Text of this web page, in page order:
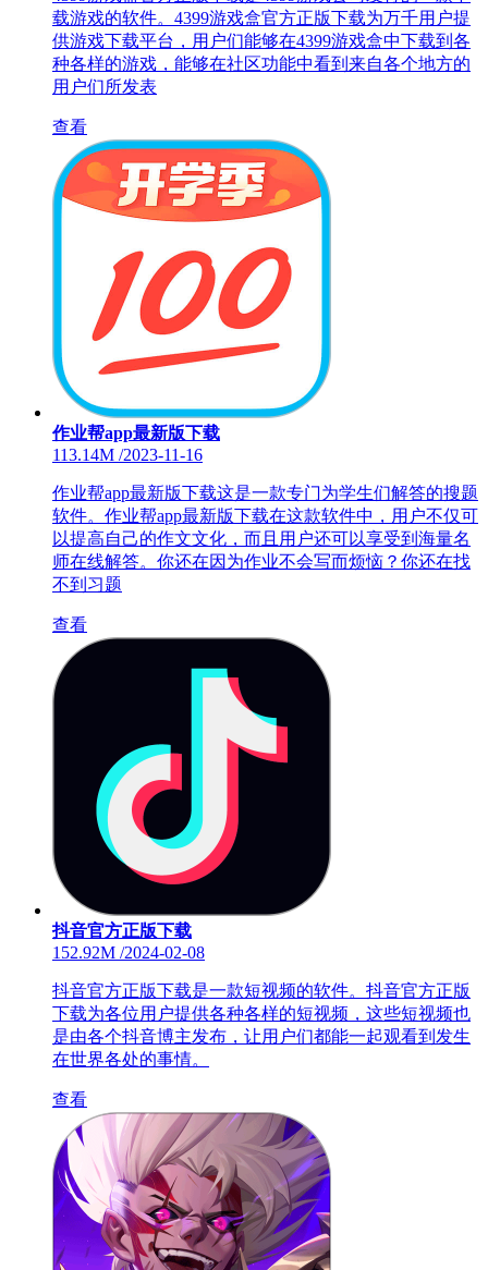
载游戏的软件。4399游戏盒官方正版下载为万千用户提
供游戏下载平台，用户们能够在4399游戏盒中下载到各
种各样的游戏，能够在社区功能中看到来自各个地方的
用户们所发表
查看
作业帮app最新版下载
113.14M /2023-11-16
作业帮app最新版下载这是一款专门为学生们解答的搜题
软件。作业帮app最新版下载在这款软件中，用户不仅可
以提高自己的作文文化，而且用户还可以享受到海量名
师在线解答。你还在因为作业不会写而烦恼？你还在找
不到习题
查看
抖音官方正版下载
152.92M /2024-02-08
抖音官方正版下载是一款短视频的软件。抖音官方正版
下载为各位用户提供各种各样的短视频，这些短视频也
是由各个抖音博主发布，让用户们都能一起观看到发生
在世界各处的事情。
查看